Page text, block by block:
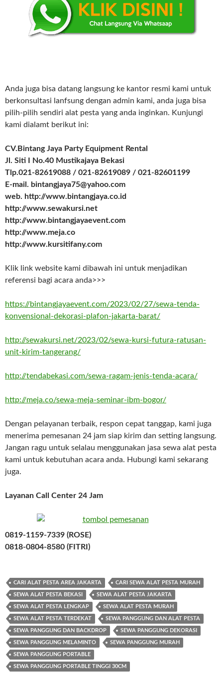
Anda juga bisa datang langsung ke kantor resmi kami untuk
berkonsultasi lanfsung dengan admin kami, anda juga bisa
pilih-pilih sendiri alat pesta yang anda inginkan. Kunjungi
kami dialamt berikut ini:
CV.Bintang Jaya Party Equipment Rental
Jl. Siti I No.40 Mustikajaya Bekasi
Tlp.021-82619088 / 021-82619089 / 021-82601199
E-mail. bintangjaya75@yahoo.com
web. http://www.bintangjaya.co.id
http://www.sewakursi.net
http://www.bintangjayaevent.com
http://www.meja.co
http://www.kursitifany.com
Klik link website kami dibawah ini untuk menjadikan
referensi bagi acara anda>>>
https://bintangjayaevent.com/2023/02/27/sewa-tenda-
konvensional-dekorasi-plafon-jakarta-barat/
http://sewakursi.net/2023/02/sewa-kursi-futura-ratusan-
unit-kirim-tangerang/
http://tendabekasi.com/sewa-ragam-jenis-tenda-acara/
http://meja.co/sewa-meja-seminar-ibm-bogor/
Dengan pelayanan terbaik, respon cepat tanggap, kami juga
menerima pemesanan 24 jam siap kirim dan setting langsung.
Jangan ragu untuk selalau menggunakan jasa sewa alat pesta
kami untuk kebutuhan acara anda. Hubungi kami sekarang
juga.
Layanan Call Center 24 Jam
0819-1159-7339 (ROSE)
0818-0804-8580 (FITRI)
CARI ALAT PESTA AREA JAKARTA CARI SEWA ALAT PESTA MURAH
SEWA ALAT PESTA BEKASI SEWA ALAT PESTA JAKARTA
SEWA ALAT PESTA LENGKAP SEWA ALAT PESTA MURAH
SEWA ALAT PESTA TERDEKAT SEWA PANGGUNG DAN ALAT PESTA
SEWA PANGGUNG DAN BACKDROP SEWA PANGGUNG DEKORASI
SEWA PANGGUNG MELAMINTO SEWA PANGGUNG MURAH
SEWA PANGGUNG PORTABLE
SEWA PANGGUNG PORTABLE TINGGI 30CM